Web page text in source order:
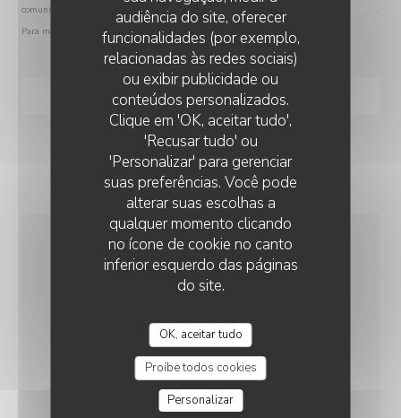
audiência do site, oferecer
funcionalidades (por exemplo,
relacionadas às redes sociais)
ou exibir publicidade ou
conteúdos personalizados.
Clique em 'OK, aceitar tudo',
'Recusar tudo' ou
'Personalizar' para gerenciar
suas preferências. Você pode
alterar suas escolhas a
qualquer momento clicando
no ícone de cookie no canto
inferior esquerdo das páginas
do site.
OK, aceitar tudo
Proíbe todos cookies
Personalizar
comunicações de marketing. Pode registar-se na Lista Robinson através de
.
Para mais informações sobre o tratamento dos seus dados, consulte a nossa
INFORMAÇÕES GERAIS
CULINÁRIA
produtos frescos, Caseiro
SERVIÇOS
Esplanada, Privatização, Acesso para pessoas
HYACINTHE